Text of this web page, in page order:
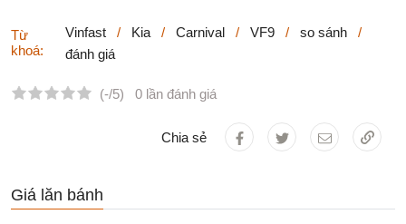
Từ
khoá:
Vinfast / Kia / Carnival / VF9 / so sánh
/
đánh giá
(-/5) 0 lần đánh giá
Chia sẻ
Giá lăn bánh